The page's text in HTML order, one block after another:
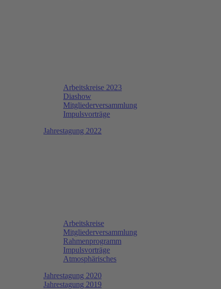
Arbeitskreise 2023
Diashow
Mitgliederversammlung
Impulsvorträge
Jahrestagung 2022
Arbeitskreise
Mitgliederversammlung
Rahmenprogramm
Impulsvorträge
Atmosphärisches
Jahrestagung 2020
Jahrestagung 2019